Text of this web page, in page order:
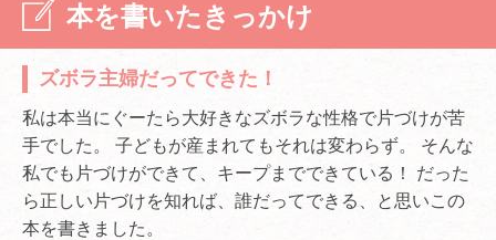
本を書いたきっかけ
ズボラ主婦だってできた！
私は本当にぐーたら大好きなズボラな性格で片づけが苦
手でした。 子どもが産まれてもそれは変わらず。 そんな
私でも片づけができて、キープまでできている！ だった
ら正しい片づけを知れば、誰だってできる、と思いこの
本を書きました。